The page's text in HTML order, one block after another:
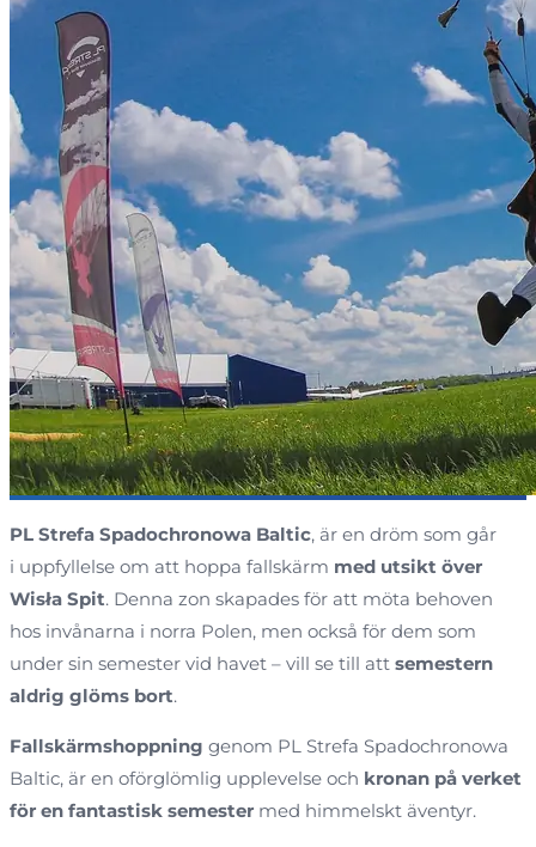
PL Strefa Spadochronowa Baltic, är en dröm som går
i uppfyllelse om att hoppa fallskärm med utsikt över
Wisła Spit. Denna zon skapades för att möta behoven
hos invånarna i norra Polen, men också för dem som
under sin semester vid havet – vill se till att semestern
aldrig glöms bort.
Fallskärmshoppning genom PL Strefa Spadochronowa
Baltic, är en oförglömlig upplevelse och kronan på verket
för en fantastisk semester med himmelskt äventyr.